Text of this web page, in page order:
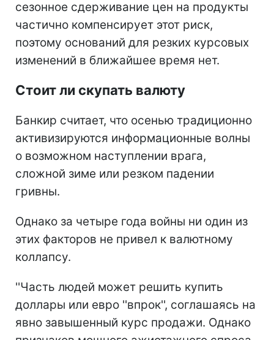
сезонное сдерживание цен на продукты
частично компенсирует этот риск,
поэтому оснований для резких курсовых
изменений в ближайшее время нет.
Стоит ли скупать валюту
Банкир считает, что осенью традиционно
активизируются информационные волны
о возможном наступлении врага,
сложной зиме или резком падении
гривны.
Однако за четыре года войны ни один из
этих факторов не привел к валютному
коллапсу.
''Часть людей может решить купить
доллары или евро ''впрок'', соглашаясь на
явно завышенный курс продажи. Однако